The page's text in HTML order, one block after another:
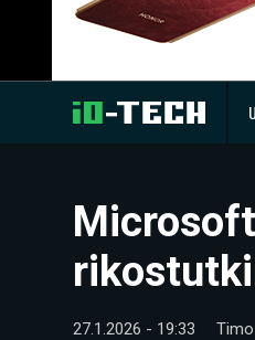
27.1.2026 - 19:33